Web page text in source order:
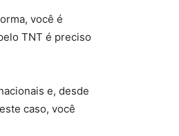
você é
TNT é preciso
e, desde
caso, você